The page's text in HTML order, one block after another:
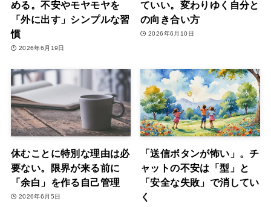
める。不安やモヤモヤを
「外に出す」シンプルな習
慣
2026年6月19日
ていい。変わりゆく自分と
の向き合い方
2026年6月10日
休むことに特別な理由は必
要ない。限界が来る前に
「余白」を作る自己管理
2026年6月5日
「送信ボタンが怖い」。チ
ャットの不安は「型」と
「安全な失敗」で消してい
く